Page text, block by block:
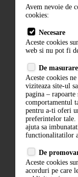
ABONARE
Avem nevoie de
cookies:
Necesare
Aceste cookies
web si nu pot fi
De
Aceste cookies
viziteaza site-ul
pagina – rapoarte
comportamentul
pentru a-ti oferi
preferintelor tale.
ajuta sa
functionalitatilor
De
Aceste cookies
acorduri pe care